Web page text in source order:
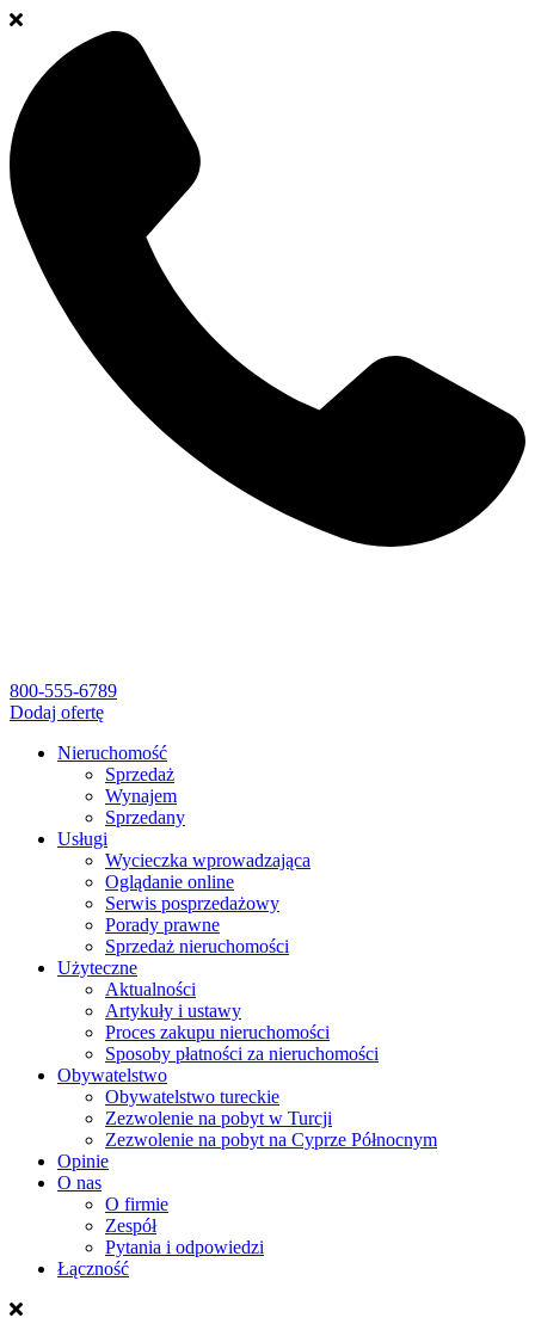
800-555-6789
Dodaj ofertę
Nieruchomość
Sprzedaż
Wynajem
Sprzedany
Usługi
Wycieczka wprowadzająca
Oglądanie online
Serwis posprzedażowy
Porady prawne
Sprzedaż nieruchomości
Użyteczne
Aktualności
Artykuły i ustawy
Proces zakupu nieruchomości
Sposoby płatności za nieruchomości
Obywatelstwo
Obywatelstwo tureckie
Zezwolenie na pobyt w Turcji
Zezwolenie na pobyt na Cyprze Północnym
Opinie
O nas
O firmie
Zespół
Pytania i odpowiedzi
Łączność